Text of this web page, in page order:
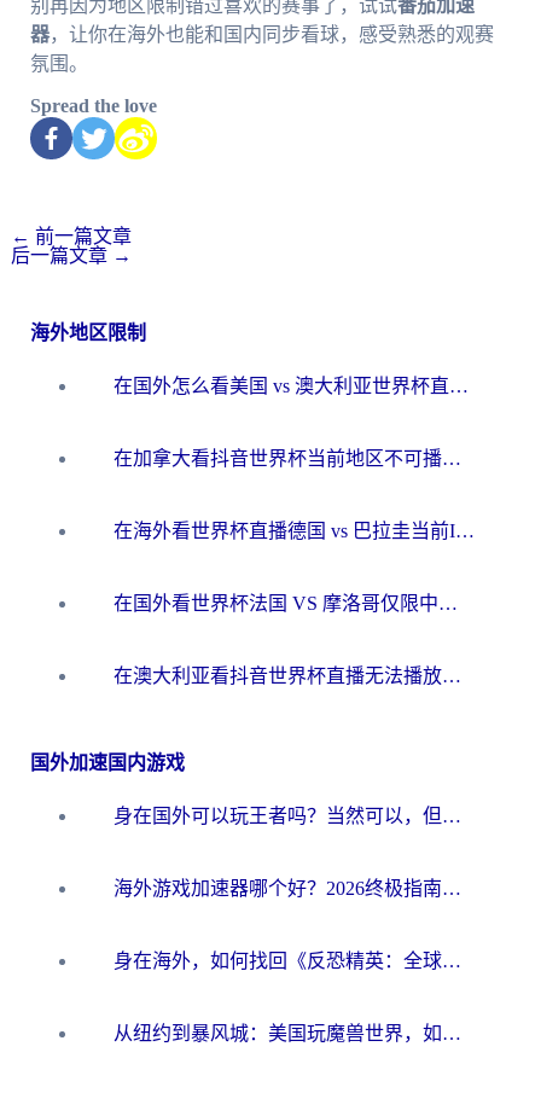
别再因为地区限制错过喜欢的赛事了，试试番茄加速
器，让你在海外也能和国内同步看球，感受熟悉的观赛
氛围。
Spread the love
← 前一篇文章
后一篇文章 →
海外地区限制
在国外怎么看美国 vs 澳大利亚世界杯直播？海外党必藏的中文解说观赛指南
在加拿大看抖音世界杯当前地区不可播放？海外党体育观赛终极指南
在海外看世界杯直播德国 vs 巴拉圭当前IP受限制？这篇指南帮你轻松解决地区限制
在国外看世界杯法国 VS 摩洛哥仅限中国大陆？别让地域限制拦下你的欢呼
在澳大利亚看抖音世界杯直播无法播放？海外党体育观赛终极指南来了！
国外加速国内游戏
身在国外可以玩王者吗？当然可以，但你需要这份“加速”指南
海外游戏加速器哪个好？2026终极指南帮你畅玩国服+解决卡顿难题
身在海外，如何找回《反恐精英：全球攻势》国服的丝滑手感？一份给你的终极指南
从纽约到暴风城：美国玩魔兽世界，如何找到你的最佳网络航线